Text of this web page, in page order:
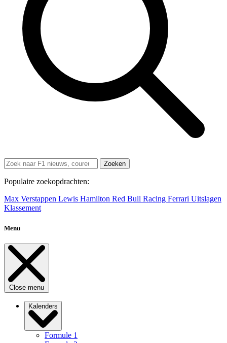
Zoeken
Populaire zoekopdrachten:
Max Verstappen Lewis Hamilton Red Bull Racing Ferrari Uitslagen
Klassement
Menu
Close menu
Kalenders
Formule 1